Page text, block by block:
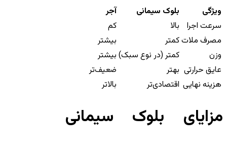
ویژگی بلوک سیمانی
آجر
سرعت اجرا
بالا
کم
مصرف ملاتکمتر
بیشتر
وزن
کمتر (در نوع سبک)بیشتر
عایق حرارتی
بهتر
ضعیف‌تر
هزینه نهایی اقتصادی‌تر بالاتر
مزایای بلوک سیمانی